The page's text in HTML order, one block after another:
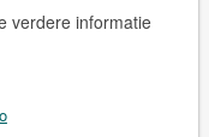
verdere informatie